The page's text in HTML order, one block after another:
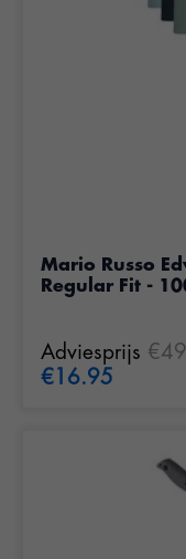
Mario Russo
Regular Fit -
Adviesprijs
€16.95